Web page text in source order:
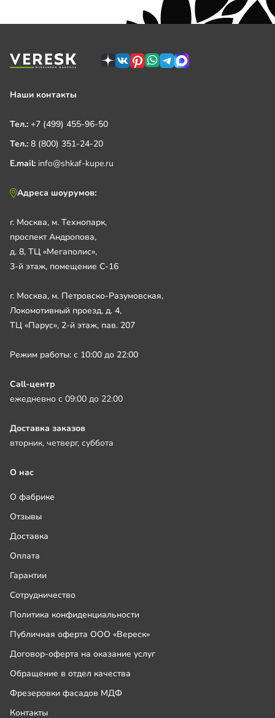
Наши контакты
Тел.: +7 (499) 455-96-50
Тел.: 8 (800) 351-24-20
E.mail: info@shkaf-kupe.ru
Адреса шоурумов:
г. Москва, м. Технопарк,
проспект Андропова,
д. 8, ТЦ «Мегаполис»,
3-й этаж, помещение С-16
г. Москва, м. Петровско-Разумовская,
Локомотивный проезд, д. 4,
ТЦ «Парус», 2-й этаж, пав. 207
Режим работы: с 10:00 до 22:00
Call-центр
ежедневно с 09:00 до 22:00
Доставка заказов
вторник, четверг, суббота
О нас
О фабрике
Отзывы
Доставка
Оплата
Гарантии
Сотрудничество
Политика конфиденциальности
Публичная оферта ООО «Вереск»
Договор-оферта на оказание услуг
Обращение в отдел качества
Фрезеровки фасадов МДФ
Контакты